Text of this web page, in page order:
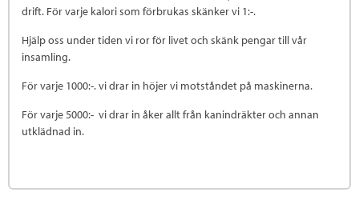
drift. För varje kalori som förbrukas skänker vi 1:-.
Hjälp oss under tiden vi ror för livet och skänk pengar till vår
insamling.
För varje 1000:-. vi drar in höjer vi motståndet på maskinerna.
För varje 5000:- vi drar in åker allt från kanindräkter och annan
utklädnad in.